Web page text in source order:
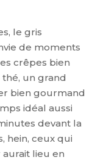
le gris
de moments
crêpes bien
un grand
bien gourmand
idéal aussi
devant la
hein, ceux qui
lieu en